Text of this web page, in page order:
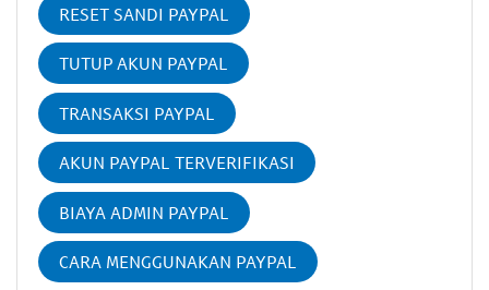
RESET SANDI PAYPAL
TUTUP AKUN PAYPAL
TRANSAKSI PAYPAL
AKUN PAYPAL TERVERIFIKASI
BIAYA ADMIN PAYPAL
CARA MENGGUNAKAN PAYPAL